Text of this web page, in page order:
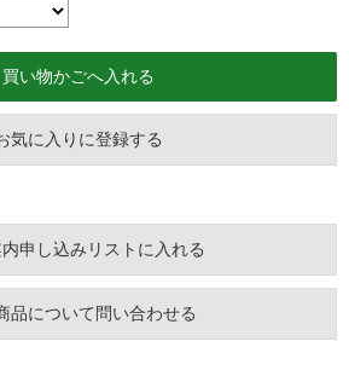
気に入りに登録する
品について問い合わせる